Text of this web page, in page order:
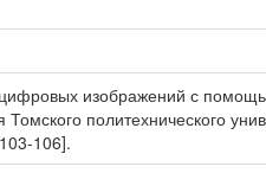
изображений с
политехнического
106].